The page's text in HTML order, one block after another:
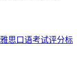
雅思口语考试评分标